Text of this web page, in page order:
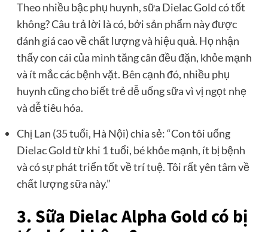
Theo nhiều bậc phụ huynh, sữa Dielac Gold có tốt
không? Câu trả lời là có, bởi sản phẩm này được
đánh giá cao về chất lượng và hiệu quả. Họ nhận
thấy con cái của mình tăng cân đều đặn, khỏe mạnh
và ít mắc các bệnh vặt. Bên cạnh đó, nhiều phụ
huynh cũng cho biết trẻ dễ uống sữa vì vị ngọt nhẹ
và dễ tiêu hóa.
Chị Lan (35 tuổi, Hà Nội) chia sẻ: “Con tôi uống
Dielac Gold từ khi 1 tuổi, bé khỏe mạnh, ít bị bệnh
và có sự phát triển tốt về trí tuệ. Tôi rất yên tâm về
chất lượng sữa này.”
3. Sữa Dielac Alpha Gold có bị